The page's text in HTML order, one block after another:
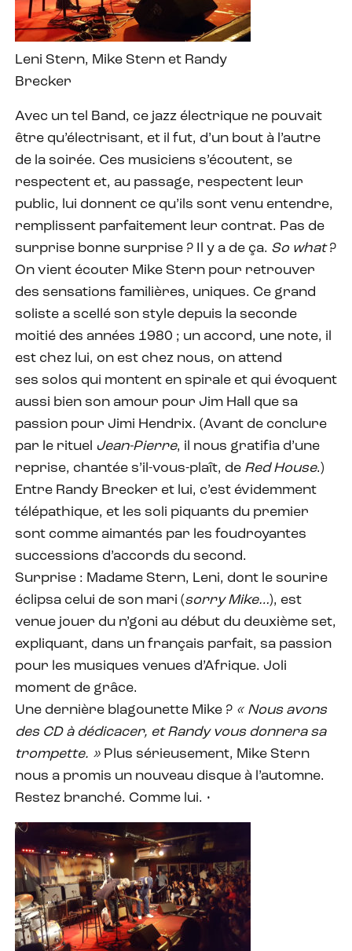
Leni Stern, Mike Stern et Randy
Brecker
Avec un tel Band, ce jazz électrique ne pouvait
être qu’électrisant, et il fut, d’un bout à l’autre
de la soirée. Ces musiciens s’écoutent, se
respectent et, au passage, respectent leur
public, lui donnent ce qu’ils sont venu entendre,
remplissent parfaitement leur contrat. Pas de
surprise bonne surprise ? Il y a de ça. So what?
On vient écouter Mike Stern pour retrouver
des sensations familières, uniques. Ce grand
soliste a scellé son style depuis la seconde
moitié des années 1980 ; un accord, une note, il
est chez lui, on est chez nous, on attend
ses solos qui montent en spirale et qui évoquent
aussi bien son amour pour Jim Hall que sa
passion pour Jimi Hendrix. (Avant de conclure
par le rituel Jean-Pierre, il nous gratifia d’une
reprise, chantée s’il-vous-plaît, de Red House.)
Entre Randy Brecker et lui, c’est évidemment
télépathique, et les soli piquants du premier
sont comme aimantés par les foudroyantes
successions d’accords du second.
Surprise : Madame Stern, Leni, dont le sourire
éclipsa celui de son mari (sorry Mike…), est
venue jouer du n’goni au début du deuxième set,
expliquant, dans un français parfait, sa passion
pour les musiques venues d’Afrique. Joli
moment de grâce.
Une dernière blagounette Mike ? « Nous avons
des CD à dédicacer, et Randy vous donnera sa
trompette. » Plus sérieusement, Mike Stern
nous a promis un nouveau disque à l’automne.
Restez branché. Comme lui. •